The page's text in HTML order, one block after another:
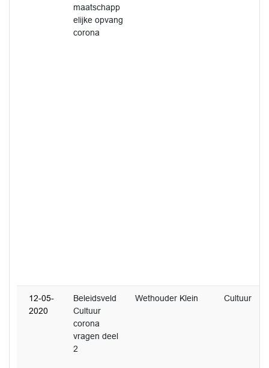
maatschapp
elijke opvang
corona
12-05-
2020
Beleidsveld
Cultuur
corona
vragen deel
2
Wethouder Klein Cultuur